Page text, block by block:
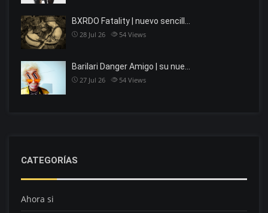
BXRDO Fatality | nuevo sencill…
28 Jul 26 54 Views
Barilari Danger Amigo | su nue…
27 Jul 26 54 Views
CATEGORÍAS
Ahora si